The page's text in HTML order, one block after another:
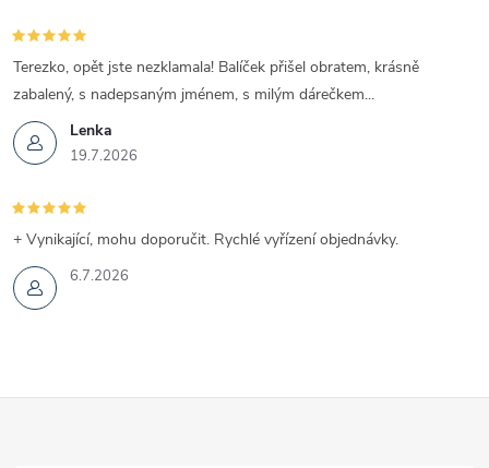
ý
p
i
s
u
Lenka
19.7.2026
Terezko, opět jste nezklamala! Balíček přišel obratem, krásně
zabalený, s nadepsaným jménem, s milým dárečkem...
6.7.2026
+ Vynikající, mohu doporučit. Rychlé vyřízení objednávky.